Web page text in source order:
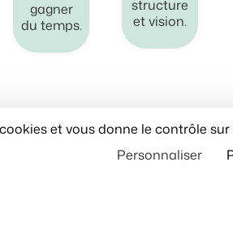
et vous donne le contrôle
Personnaliser
gagner
du temps.
structure
et vision.
Contactez-nous